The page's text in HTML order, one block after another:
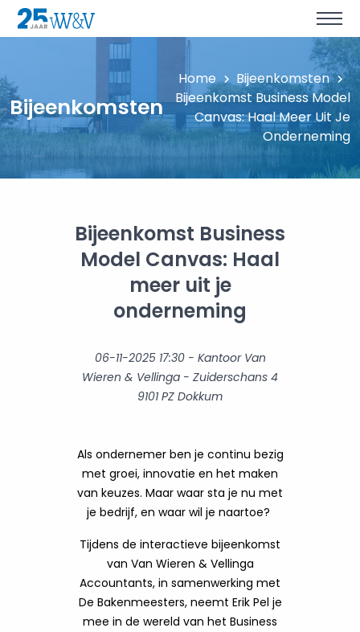
Bijeenkomsten
Home
Bijeenkomsten
Bijeenkomst Business Model
Canvas: Haal Meer Uit Je
Onderneming
Bijeenkomst Business
Model Canvas: Haal
meer uit je
onderneming
06-11-2025 17:30 - Kantoor Van
Wieren & Vellinga - Zuiderschans 4
9101 PZ Dokkum
Als ondernemer ben je continu bezig
met groei, innovatie en het maken
van keuzes. Maar waar sta je nu met
je bedrijf, en waar wil je naartoe?
Tijdens de interactieve bijeenkomst
van Van Wieren & Vellinga
Accountants, in samenwerking met
De Bakenmeesters, neemt Erik Pel je
mee in de wereld van het Business